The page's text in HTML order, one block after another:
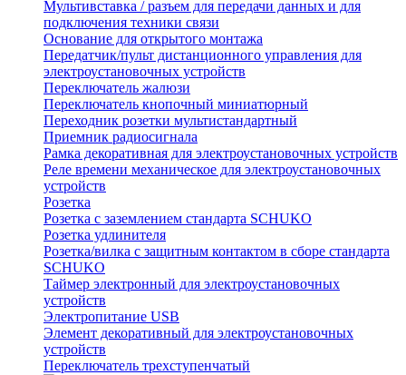
Мультивставка / разъем для передачи данных и для
подключения техники связи
Основание для открытого монтажа
Передатчик/пульт дистанционного управления для
электроустановочных устройств
Переключатель жалюзи
Переключатель кнопочный миниатюрный
Переходник розетки мультистандартный
Приемник радиосигнала
Рамка декоративная для электроустановочных устройств
Реле времени механическое для электроустановочных
устройств
Розетка
Розетка с заземлением стандарта SCHUKO
Розетка удлинителя
Розетка/вилка с защитным контактом в сборе стандарта
SCHUKO
Таймер электронный для электроустановочных
устройств
Электропитание USB
Элемент декоративный для электроустановочных
устройств
Переключатель трехступенчатый